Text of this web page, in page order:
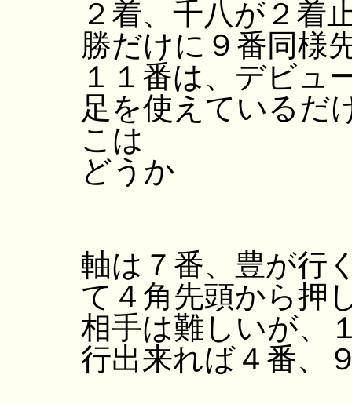
２着、千八が２着
勝だけに９番同様
１１番は、デビュ
足を使えているだ
こは
どうか
軸は７番、豊が行
て４角先頭から押
相手は難しいが、
行出来れば４番、